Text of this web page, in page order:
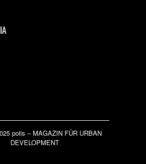
polis – MAGAZIN FÜR URBAN
DEVELOPMENT